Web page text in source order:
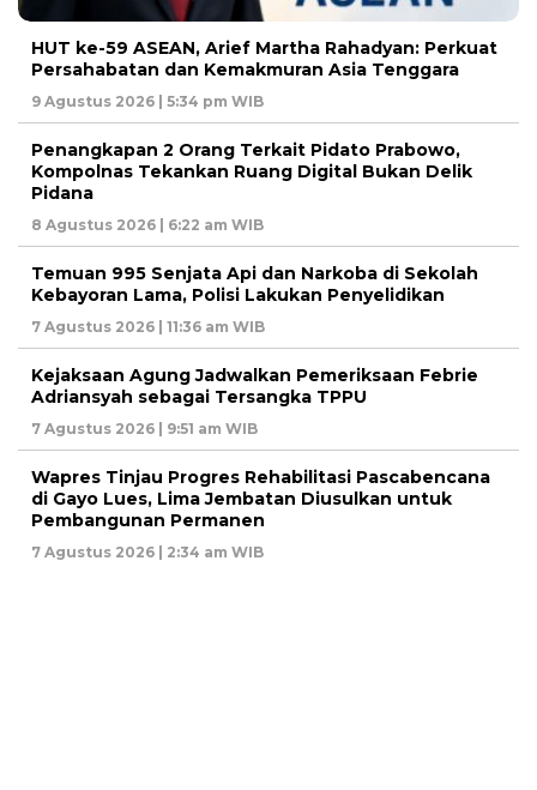
HUT ke-59 ASEAN, Arief Martha Rahadyan: Perkuat
Persahabatan dan Kemakmuran Asia Tenggara
9 Agustus 2026 | 5:34 pm WIB
Penangkapan 2 Orang Terkait Pidato Prabowo,
Kompolnas Tekankan Ruang Digital Bukan Delik
Pidana
8 Agustus 2026 | 6:22 am WIB
Temuan 995 Senjata Api dan Narkoba di Sekolah
Kebayoran Lama, Polisi Lakukan Penyelidikan
7 Agustus 2026 | 11:36 am WIB
Kejaksaan Agung Jadwalkan Pemeriksaan Febrie
Adriansyah sebagai Tersangka TPPU
7 Agustus 2026 | 9:51 am WIB
Wapres Tinjau Progres Rehabilitasi Pascabencana
di Gayo Lues, Lima Jembatan Diusulkan untuk
Pembangunan Permanen
7 Agustus 2026 | 2:34 am WIB